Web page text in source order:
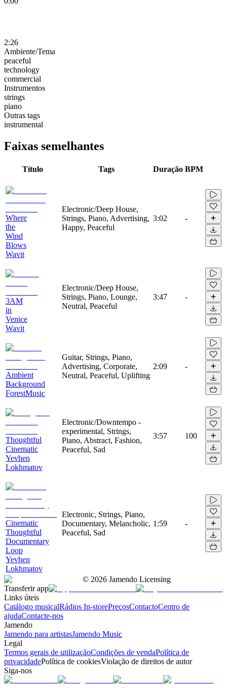
2:26
Ambiente/Tema
peaceful
technology
commercial
Instrumentos
strings
piano
Outras tags
instrumental
Faixas semelhantes
Título Tags Duração BPM
Where
the
Wind
Blows
Wavit
Electronic/Deep House,
Strings, Piano, Advertising,
Happy, Peaceful
3:02 -
3AM
in
Venice
Wavit
Electronic/Deep House,
Strings, Piano, Lounge,
Neutral, Peaceful
3:47 -
Ambient
Background
ForestMusic
Guitar, Strings, Piano,
Advertising, Corporate,
Neutral, Peaceful, Uplifting
2:09 -
Thoughtful
Cinematic
Yevhen
Lokhmatov
Electronic/Downtempo -
experimental, Strings,
Piano, Abstract, Fashion,
Peaceful, Sad
3:57 100
Cinematic
Thoughtful
Documentary
Loop
Yevhen
Lokhmatov
Electronic, Strings, Piano,
Documentary, Melancholic,
Peaceful, Sad
1:59 -
© 2026 Jamendo Licensing
Transferir app
Links úteis
Catálogo musicalRádios In-storePreçosContactoCentro de
ajudaContacte-nos
Jamendo
Jamendo para artistasJamendo Music
Legal
Termos gerais de utilizaçãoCondições de vendaPolítica de
privacidadePolítica de cookiesViolação de direitos de autor
Siga-nos